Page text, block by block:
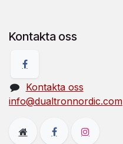
Kontakta oss
Kontakta oss
info@dualtronnordic.com